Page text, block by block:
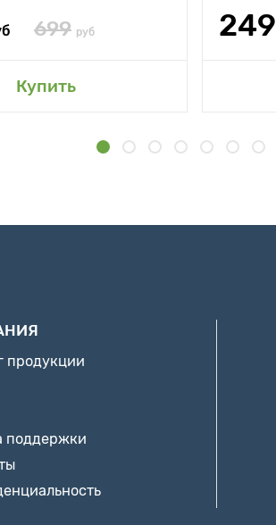
699 руб
Купить
249
продукции
поддержки